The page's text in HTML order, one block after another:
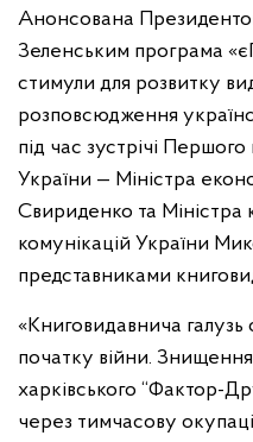
Анонсована
Зеленським програма
стимули для розвитку
розповсюдження
під час зустрічі Першого
України — Міністра
Свириденко та Міністра
комунікацій України
представниками
«Книговидавнича
початку війни.
харківського “Фактор-
через тимчасову